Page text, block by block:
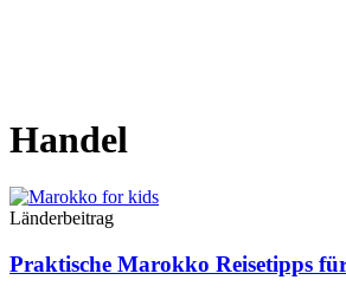
Handel
Länderbeitrag
Praktische Marokko Reisetipps